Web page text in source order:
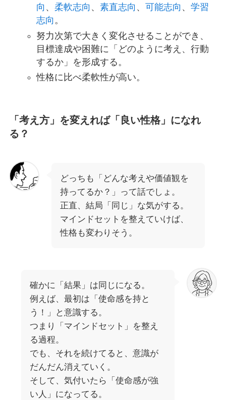
向 、 柔軟志向 、 素直志向 、 可能志向 、 学習
志向 。
努力次第で大きく変化させることができ、
目標達成や困難に「どのように考え、行動
するか」を形成する。
性格に比べ柔軟性が高い。
「考え方」を変えれば「良い性格」になれ
る？
どっちも「どんな考えや価値観を
持ってるか？」って話でしょ。
正直、結局「同じ」な気がする。
マインドセットを整えていけば、
性格も変わりそう。
確かに「結果」は同じになる。
例えば、最初は「使命感を持と
う！」と意識する。
つまり「マインドセット」を整え
る過程。
でも、それを続けてると、意識が
だんだん消えていく。
そして、気付いたら「使命感が強
い人」になってる。